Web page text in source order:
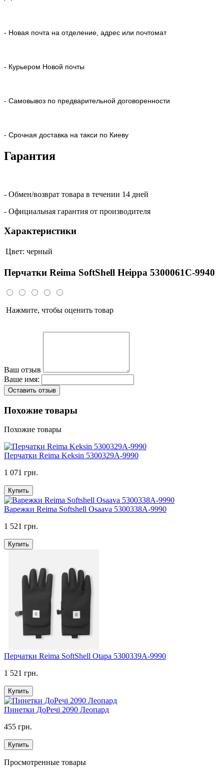
- Новая почта на отделение, адрес или почтомат
- Курьером Новой почты
- Самовывоз по предварительной договоренности
- Срочная доставка на такси по Киеву
Гарантия
- Обмен/возврат товара в течении 14 дней
- Официальная гарантия от производителя
Характеристики
Цвет: черный
Перчатки Reima SoftShell Heippa 5300061C-9940
Нажмите, чтобы оценить товар
Ваш отзыв
Ваше имя:
Оставить отзыв
Похожие товары
Похожие товары
Перчатки Reima Keksin 5300329A-9990
1 071 грн.
Купить
Варежки Reima Softshell Osaava 5300338A-9990
1 521 грн.
Купить
Перчатки Reima SoftShell Otapa 5300339A-9990
1 521 грн.
Купить
Пинетки ДоРечі 2090 Леопард
455 грн.
Купить
Просмотренные товары